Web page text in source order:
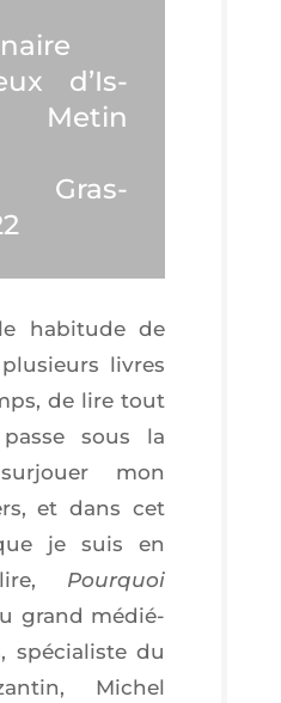
d’Is­
Metin
Gras­
habi­tude de
livres
de lire tout
sous la
mon
et dans cet
je suis en
Pour­quoi
grand médié­
spé­cia­liste du
Michel